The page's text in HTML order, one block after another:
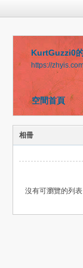
KurtGuzzi0
https://
空間首頁
相冊
沒有可瀏覽的列表